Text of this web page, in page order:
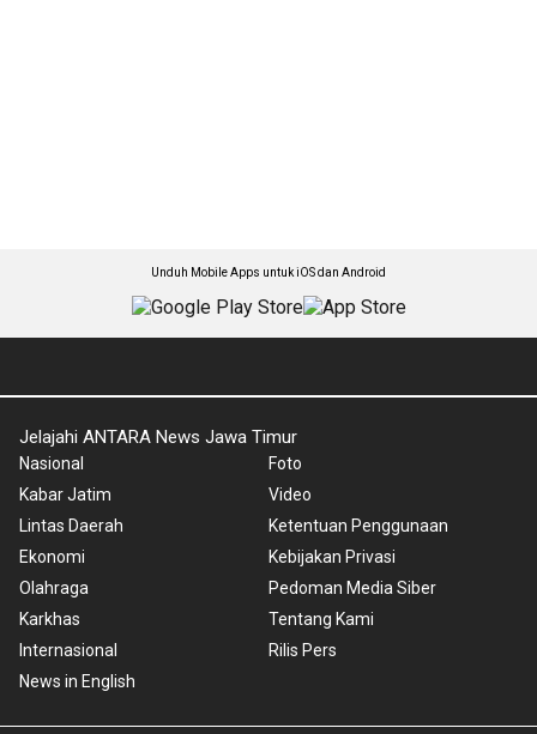
Unduh Mobile Apps untuk iOS dan Android
Jelajahi ANTARA News Jawa Timur
Nasional
Kabar Jatim
Lintas Daerah
Ekonomi
Olahraga
Karkhas
Internasional
News in English
Foto
Video
Ketentuan Penggunaan
Kebijakan Privasi
Pedoman Media Siber
Tentang Kami
Rilis Pers